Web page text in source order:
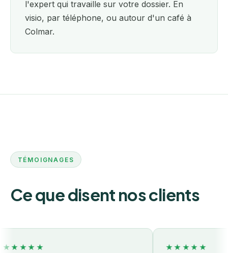
l'expert qui travaille sur votre dossier. En
visio, par téléphone, ou autour d'un café à
Colmar.
TÉMOIGNAGES
Ce que disent nos clients
★★★★★